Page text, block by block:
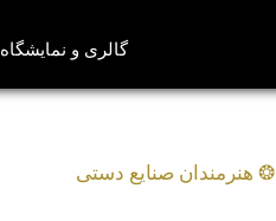
گالری و نمایشگاه
❂ هنرمندان صنایع دستی